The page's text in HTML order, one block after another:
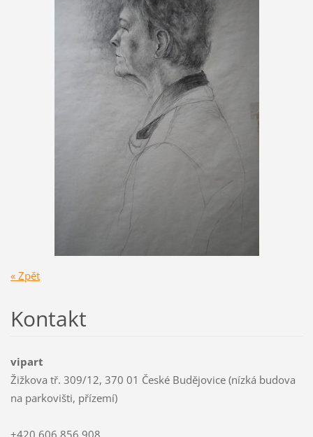
« Zpět
Kontakt
vipart
Žižkova tř. 309/12, 370 01 České Budějovice (nízká budova
na parkovišti, přízemí)
+420 606 856 908